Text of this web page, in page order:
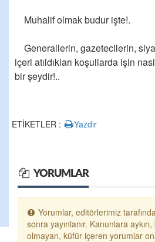
Muhalif olmak budur işte!.
Generallerin, gazetecilerin,
içeri atıldıkları koşullarda işin
bir şeydir!..
ETİKETLER : Yazdır
YORUMLAR
Yorumlar, editörlerimiz
sonra yayınlanır. Kanunlara
olmayan, küfür içeren yorumlar